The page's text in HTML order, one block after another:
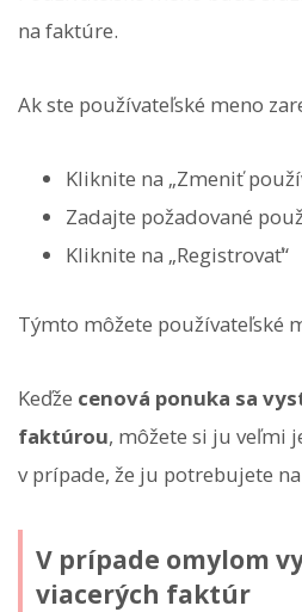
na faktúre.
Ak ste používateľské meno
Kliknite na „Zmeniť
Zadajte požadované
Kliknite na „Registrovať“
Týmto môžete používateľské
Keďže cenová ponuka sa
faktúrou, môžete si ju veľmi
v prípade, že ju potrebujete
V prípade omylom
viacerých faktúr